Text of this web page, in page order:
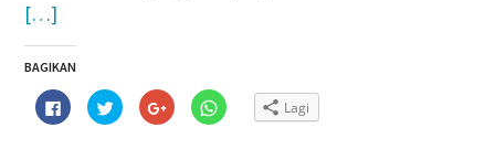
[…]
BAGIKAN
Klik
untuk
membagikan
Klik
untuk
berbagi
Klik
untuk
berbagi
Klik
untuk Lagi